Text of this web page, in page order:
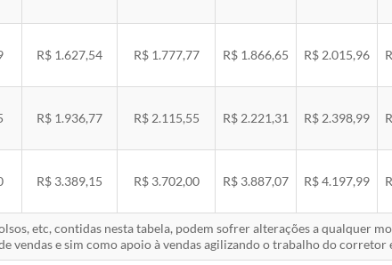
R$ 1.627,54 R$ 1.777,77 R$ 1.866,65 R$ 2.015,96
R$ 1.936,77 R$ 2.115,55 R$ 2.221,31 R$ 2.398,99
R$ 3.389,15 R$ 3.702,00 R$ 3.887,07 R$ 4.197,99
etc, contidas nesta tabela, podem sofrer alterações a qualquer
e sim como apoio à vendas agilizando o trabalho do corretor